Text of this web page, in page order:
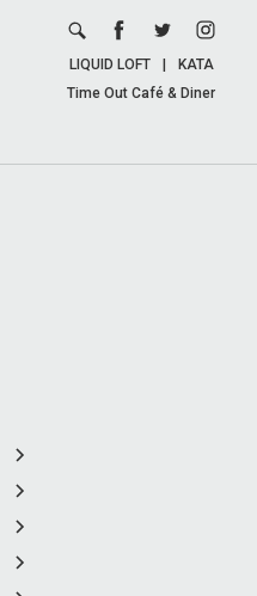
LIQUID LOFT
KATA
Time Out Café & Diner